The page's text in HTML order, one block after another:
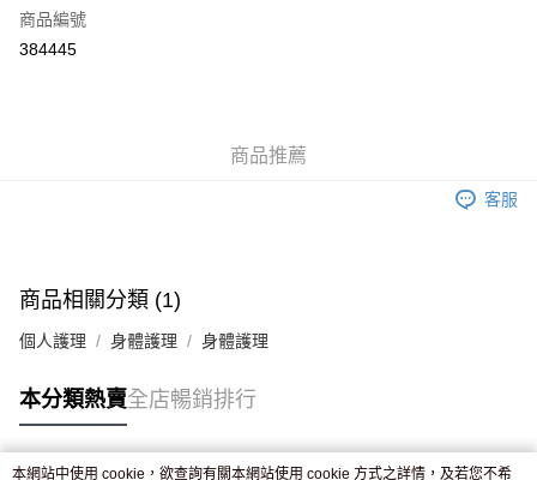
Apple Pay
付款後門市自取，訂單確認後2-4個工作天到店，7天內取。逾期後
商品編號
384445
商品推薦
客服
商品相關分類 (1)
個人護理 身體護理 身體護理
本分類熱賣全店暢銷排行
本網站中使用 cookie，欲查詢有關本網站使用 cookie 方式之詳情，及若您不希